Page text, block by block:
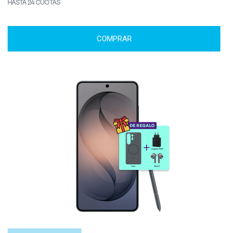
HASTA 24 CUOTAS
COMPRAR